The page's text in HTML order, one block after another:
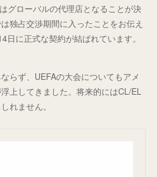
グローバルの代理店となることが決
独占交渉期間に入ったことをお伝え
日に正式な契約が結ばれています。
らず、UEFAの大会についてもアメ
上してきました。将来的にはCL/EL
れません。